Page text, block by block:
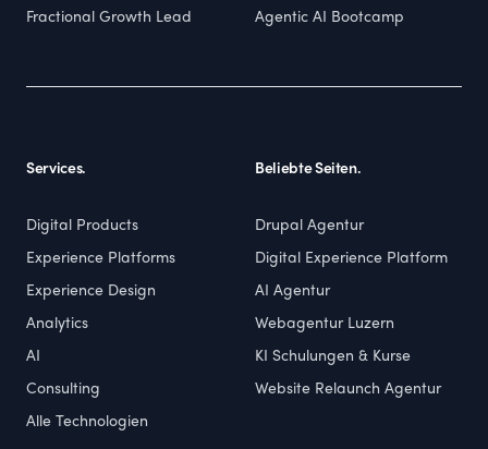
Fractional Growth Lead Agentic AI Bootcamp
Services.
Digital Products
Experience Platforms
Experience Design
Analytics
AI
Consulting
Alle Technologien
Beliebte Seiten.
Drupal Agentur
Digital Experience Platform
AI Agentur
Webagentur Luzern
KI Schulungen & Kurse
Website Relaunch Agentur